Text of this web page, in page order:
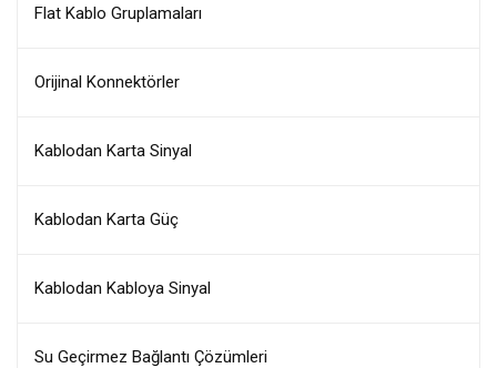
Flat Kablo Gruplamaları
Orijinal Konnektörler
Kablodan Karta Sinyal
Kablodan Karta Güç
Kablodan Kabloya Sinyal
Su Geçirmez Bağlantı Çözümleri